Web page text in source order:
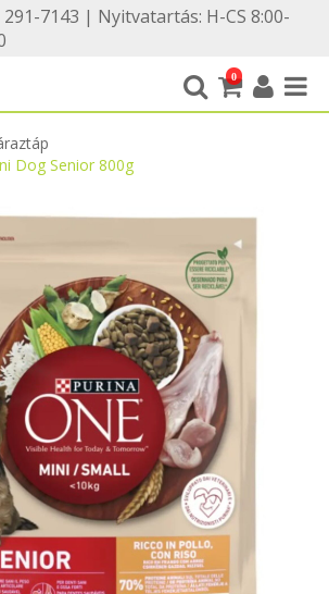
7143 | Nyitvatartás: H-CS 8:00-
0
Dog Senior 800g